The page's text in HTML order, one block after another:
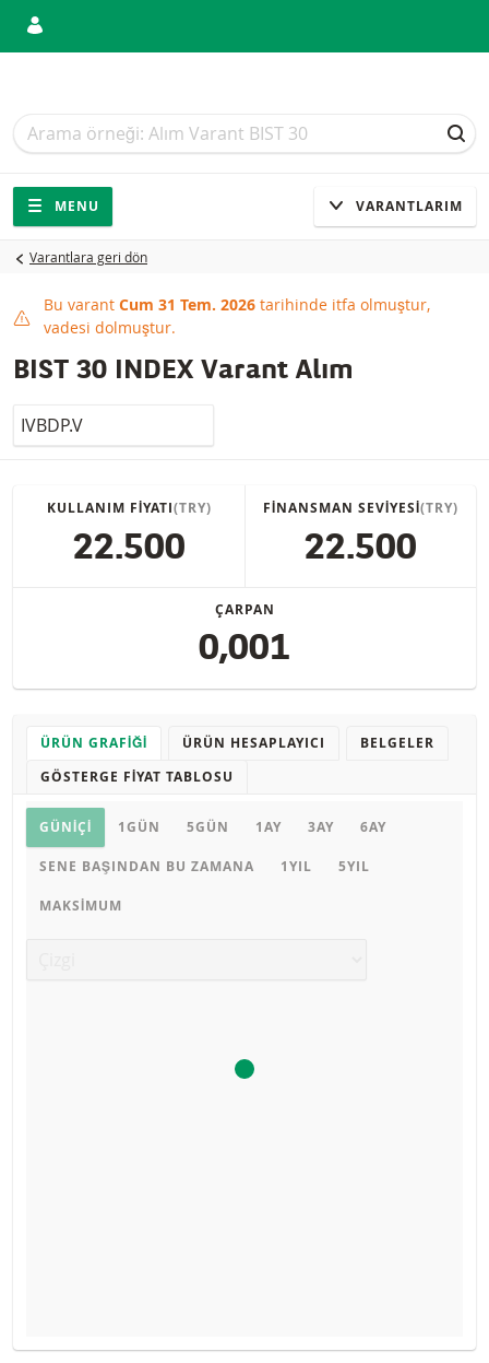
Arama
Arama
Gezinti
Sitede gezinti
MENU VARANTLARIM
Varantlara geri dön
This product has expired
Bu varant Cum 31 Tem. 2026 tarihinde itfa olmuştur,
vadesi dolmuştur.
BIST 30 INDEX Varant Alım
LocalCode
KULLANIM FIYATI(TRY)
22.500
FINANSMAN SEVIYESI(TRY)
22.500
ÇARPAN
0,001
ÜRÜN GRAFIĞI ÜRÜN HESAPLAYICI
BELGELER
GÖSTERGE FIYAT TABLOSU
Ürün grafiği
GÜNIÇI 1GÜN 5GÜN 1AY 3AY 6AY
SENE BAŞINDAN BU ZAMANA 1YIL 5YIL
MAKSIMUM
Ürün primi doğru hesaplanamayacak kadar düşüktü,
YASAL DOKÜMANLAR
GÖSTERGE FIYAT TABLOSU